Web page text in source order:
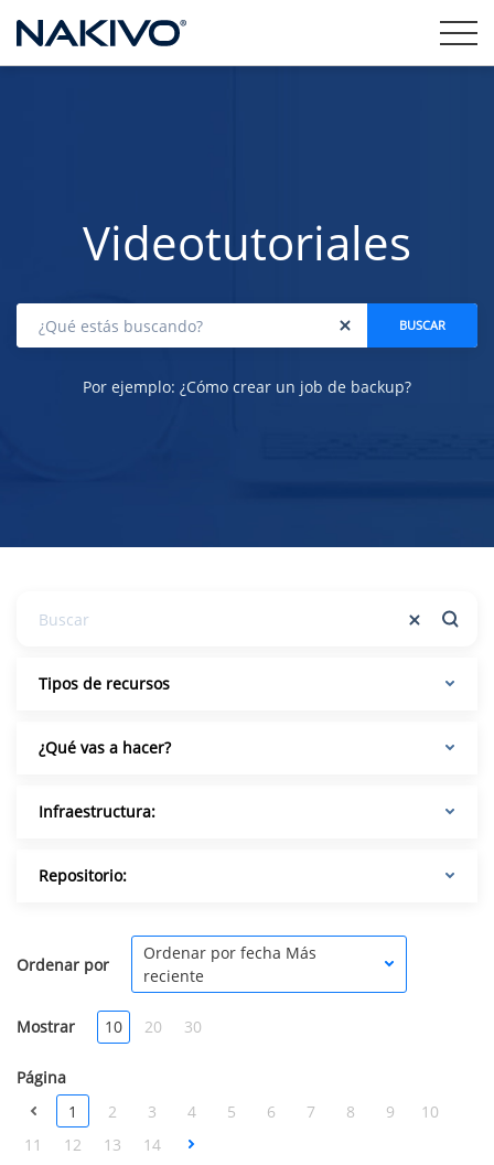
Videotutoriales
Por ejemplo: ¿Cómo crear un job de backup?
Tipos de recursos
¿Qué vas a hacer?
Infraestructura:
Repositorio:
Ordenar por
Ordenar por fecha Más
reciente
Mostrar 10 20 30
Página
1
2 3 4 5 6 7 8 9
10
11
12 13 14